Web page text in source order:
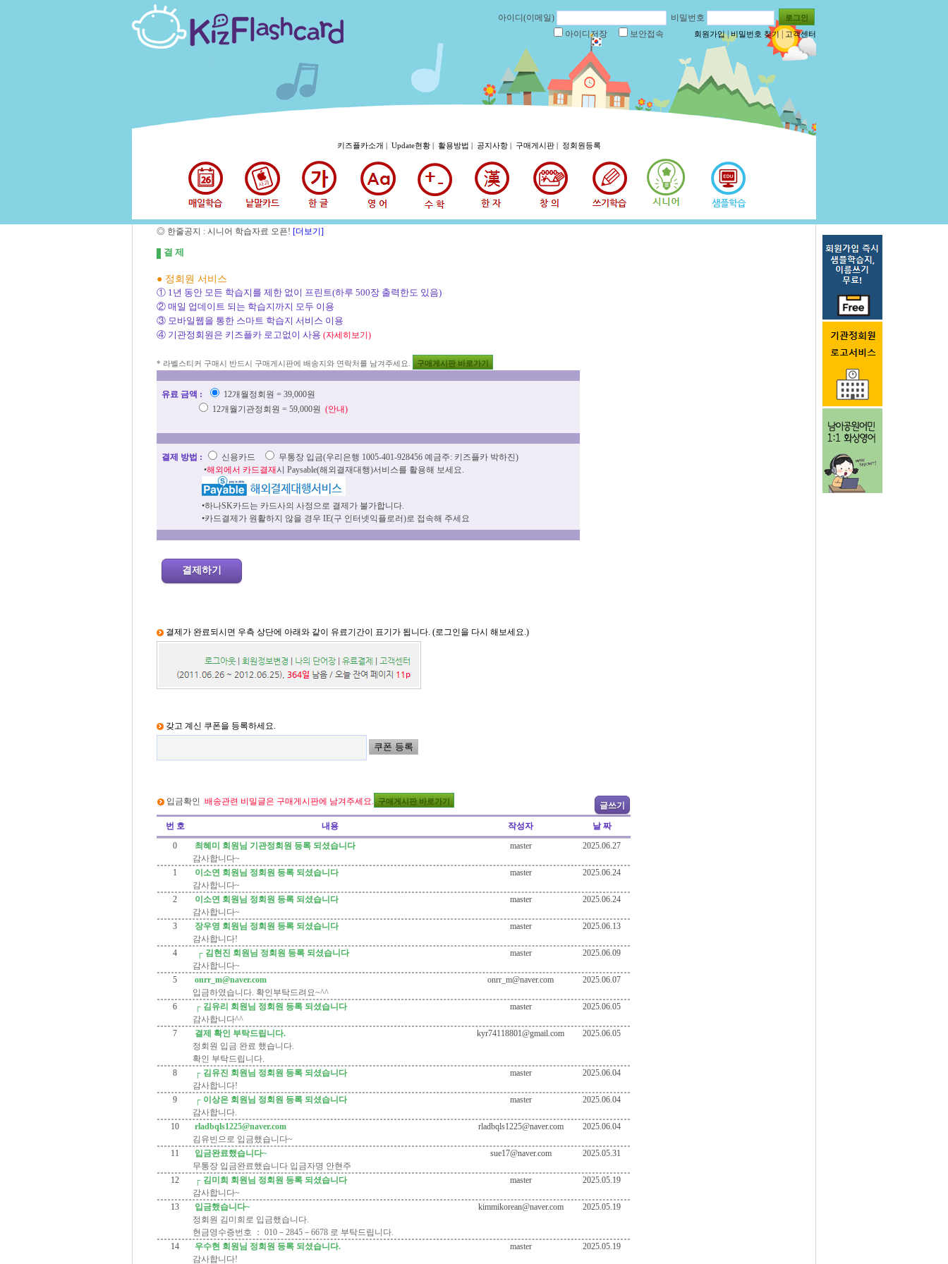
아이디(이메일)
비밀번호
아이디저장
보안접속 회원가입|비밀번호 찾기 고객센터
키즈플카소개 | Update현황 | 활용방법 | 공지사항 | 구매게시판 | 정회원등록
◎ 한줄공지 : 시니어 학습자료 오픈! [더보기]
결 제
● 정회원 서비스
① 1년 동안 모든 학습지를 제한 없이 프린트(하루 500장 출력한도 있음)
② 매일 업데이트 되는 학습지까지 모두 이용
③ 모바일웹을 통한 스마트 학습지 서비스 이용
④ 기관정회원은 키즈플카 로고없이 사용 (자세히보기)
* 라벨스티커 구매시 반드시 구매게시판에 배송지와 연락처를 남겨주세요. 구매게시판 바로가기
유료 금액 :
12개월정회원 = 39,000원
12개월기관정회원 = 59,000원 (안내)
결제 방법 : 신용카드
무통장 입금(우리은행 1005-401-928456 예금주: 키즈플카 박하진)
•해외에서 카드결재시 Paysable(해외결재대행)서비스를 활용해 보세요.
•하나SK카드는 카드사의 사정으로 결제가 불가합니다.
•카드결제가 원활하지 않을 경우 IE(구 인터넷익플로러)로 접속해 주세요
결제하기
결제가 완료되시면 우측 상단에 아래와 같이 유료기간이 표기가 됩니다. (로그인을 다시 해보세요.)
갖고 계신 쿠폰을 등록하세요.
입금확인 배송관련 비밀글은 구매게시판에 남겨주세요. 구매게시판 바로가기 글쓰기
번 호 내용 작성자
날 짜
0
최혜미 회원님 기관정회원 등록 되셨습니다 master
2025.06.27
감사합니다~
1
이소연 회원님 정회원 등록 되셨습니다 master
2025.06.24
감사합니다~
2
이소연 회원님 정회원 등록 되셨습니다 master
2025.06.24
감사합니다~
3
장우영 회원님 정회원 등록 되셨습니다 master
2025.06.13
감사합니다!
4
┌ 김현진 회원님 정회원 등록 되셨습니다 master
2025.06.09
감사합니다~
5
onrr_m@naver.com onrr_m@naver.com
2025.06.07
입금하였습니다. 확인부탁드려요~^^
6
┌ 김유리 회원님 정회원 등록 되셨습니다 master
2025.06.05
감사합니다^^
7
결제 확인 부탁드립니다. kyr74118801@gmail.com
2025.06.05
정회원 입금 완료 했습니다.
확인 부탁드립니다.
8
┌ 김유진 회원님 정회원 등록 되셨습니다 master
2025.06.04
감사합니다!
9
┌ 이상은 회원님 정회원 등록 되셨습니다 master
2025.06.04
감사합니다.
10
rladbqls1225@naver.com rladbqls1225@naver.com
2025.06.04
김유빈으로 입금했습니다~
11
입금완료했습니다~ sue17@naver.com
2025.05.31
무통장 입금완료했습니다 입금자명 안현주
12
┌ 김미희 회원님 정회원 등록 되셨습니다 master
2025.05.19
감사합니다~
13
입금했습니다~ kimmikorean@naver.com
2025.05.19
정회원 김미희로 입금했습니다.
현금영수증번호 ： 010－2845－6678 로 부탁드립니다.
14
우수현 회원님 정회원 등록 되셨습니다. master
2025.05.19
감사합니다!